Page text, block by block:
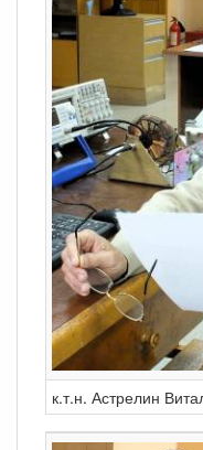
к.т.н. Астрелин